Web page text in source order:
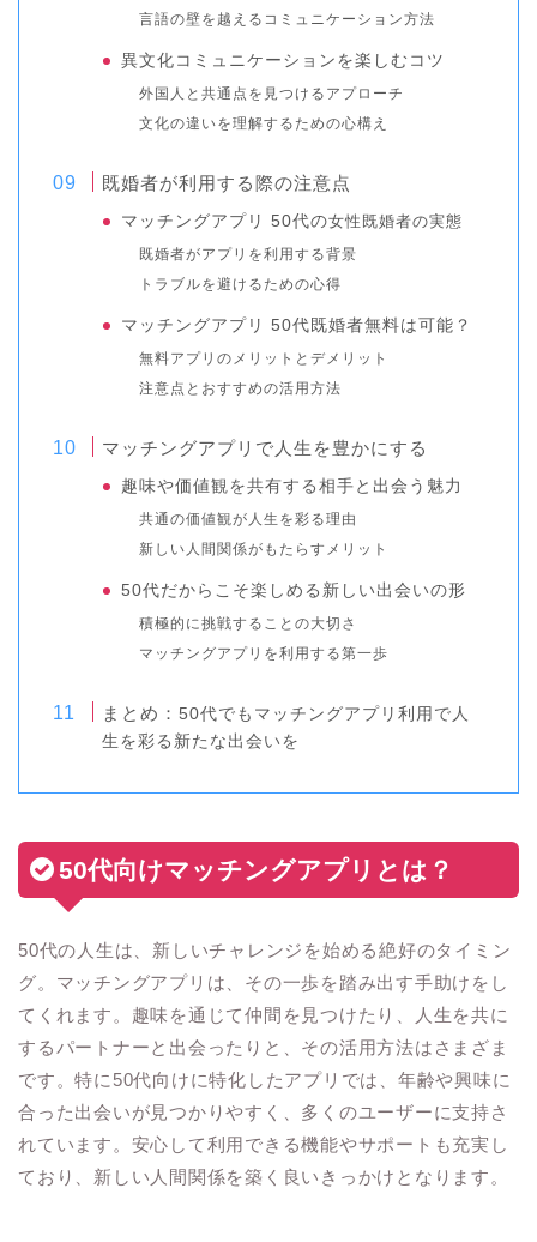
言語の壁を越えるコミュニケーション方法
異文化コミュニケーションを楽しむコツ
外国人と共通点を見つけるアプローチ
文化の違いを理解するための心構え
既婚者が利用する際の注意点
マッチングアプリ 50代の女性 既婚者の実態
既婚者がアプリを利用する背景
トラブルを避けるための心得
マッチングアプリ 50代既婚者無料は可能？
無料アプリのメリットとデメリット
注意点とおすすめの活用方法
マッチングアプリで人生を豊かにする
趣味や価値観を共有する相手と出会う魅力
共通の価値観が人生を彩る理由
新しい人間関係がもたらすメリット
50代だからこそ楽しめる新しい出会いの形
積極的に挑戦することの大切さ
マッチングアプリを利用する第一歩
まとめ：50代でも マッチングアプリ利用で人
生を彩る新たな出会いを
50代向けマッチングアプリとは？
50代の人生は、新しいチャレンジを始める絶好のタイミン
グ。マッチングアプリは、その一歩を踏み出す手助けをし
てくれます。趣味を通じて仲間を見つけたり、人生を共に
するパートナーと出会ったりと、その活用方法はさまざま
です。特に50代向けに特化したアプリでは、年齢や興味に
合った出会いが見つかりやすく、多くのユーザーに支持さ
れています。安心して利用できる機能やサポートも充実し
ており、新しい人間関係を築く良いきっかけとなります。